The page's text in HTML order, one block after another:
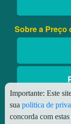
Sobre a Preço
Importante: Este
sua politica de
concorda com